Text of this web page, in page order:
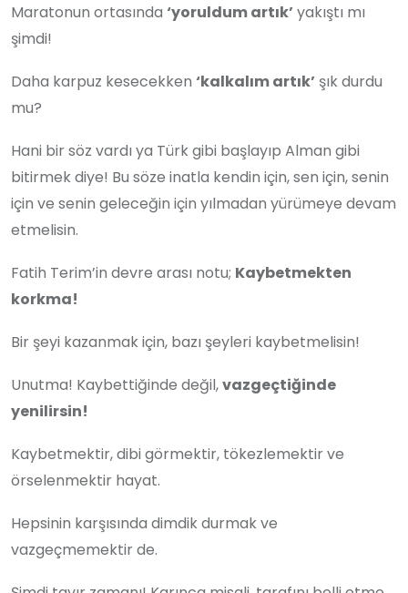
Maratonun ortasında ‘yoruldum artık’yakıştı mı
şimdi!
Daha karpuz kesecekken ‘kalkalım artık’ şık durdu
mu?
Hani bir söz vardı ya Türk gibi başlayıp Alman gibi
bitirmek diye! Bu söze inatla kendin için, sen için, senin
için ve senin geleceğin için yılmadan yürümeye devam
etmelisin.
Fatih Terim’in devre arası notu; Kaybetmekten
korkma!
Bir şeyi kazanmak için, bazı şeyleri kaybetmelisin!
Unutma! Kaybettiğinde değil,vazgeçtiğinde
yenilirsin!
Kaybetmektir, dibi görmektir, tökezlemektir ve
örselenmektir hayat.
Hepsinin karşısında dimdik durmak ve
vazgeçmemektir de.